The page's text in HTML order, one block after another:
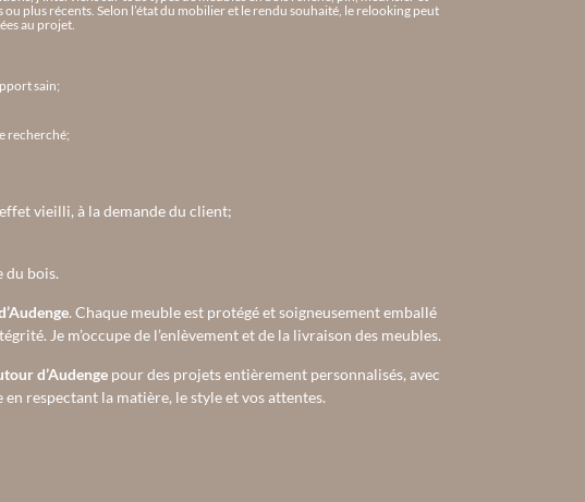
ou plus récents. Selon l’état du mobilier et le rendu souhaité, le relooking peut
au projet.
sain;
recherché;
vieilli, à la demande du client;
bois.
. Chaque meuble est protégé et soigneusement emballé
Je m’occupe de l’enlèvement et de la livraison des meubles.
d’Audengepour des projets entièrement personnalisés, avec
respectant la matière, le style et vos attentes.